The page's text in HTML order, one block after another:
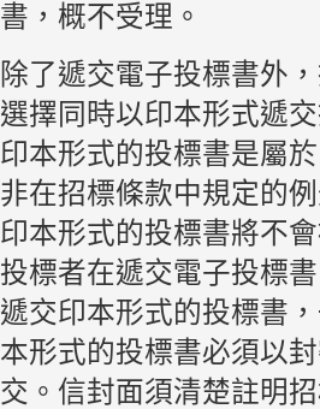
書，概不受理。
除了遞交電子投標書外
選擇同時以印本形式遞
印本形式的投標書是屬
非在招標條款中規定的
印本形式的投標書將不
投標者在遞交電子投標
遞交印本形式的投標書
本形式的投標書必須以
交。信封面須清楚註明